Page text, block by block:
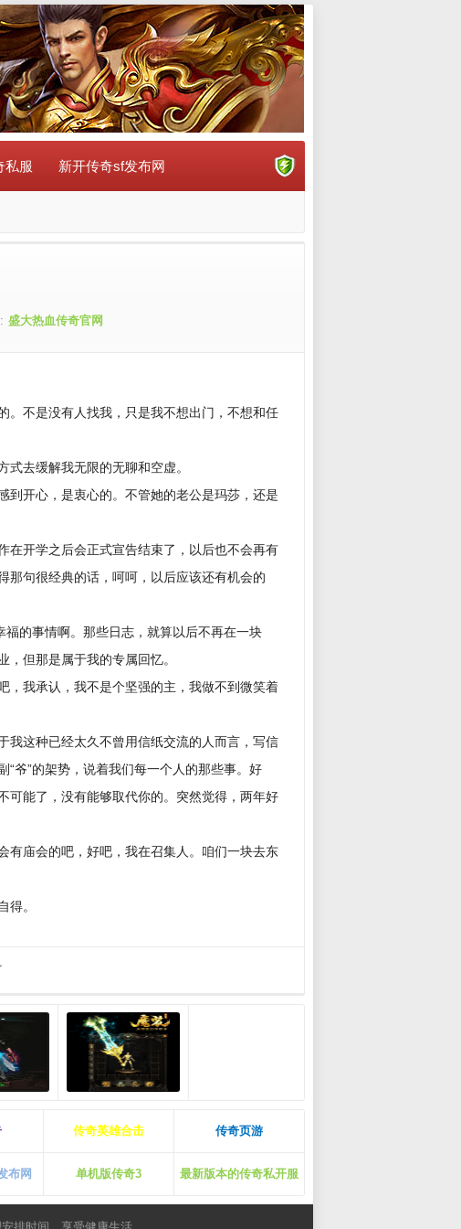
私服 新开传奇sf发布网
盛大热血传奇官网
。不是没有人找我，只是我不想出门，不想和任
去缓解我无限的无聊和空虚。
到开心，是衷心的。不管她的老公是玛莎，还是
在开学之后会正式宣告结束了，以后也不会再有
那句很经典的话，呵呵，以后应该还有机会的
的事情啊。那些日志，就算以后不再在一块
但那是属于我的专属回忆。
，我承认，我不是个坚强的主，我做不到微笑着
我这种已经太久不曾用信纸交流的人而言，写信
爷”的架势，说着我们每一个人的那些事。好
可能了，没有能够取代你的。突然觉得，两年好
有庙会的吧，好吧，我在召集人。咱们一块去东
得。
传奇英雄合击 传奇页游
布网 单机版传奇3 最新版本的传奇私开服